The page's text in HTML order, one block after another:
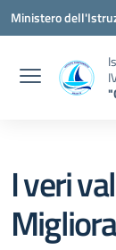
Vai ai contenuti
Vai al menu di
Vai al footer
Ministero
I veri